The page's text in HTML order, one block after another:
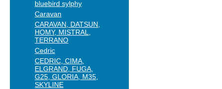
bluebird sylphy
Caravan
CARAVAN, DATSUN,
HOMY, MISTRAL,
TERRANO
Cedric
CEDRIC, CIMA,
ELGRAND, FUGA,
G25, GLORIA, M35,
SKYLINE